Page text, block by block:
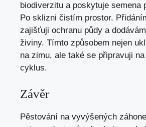
biodiverzitu a poskytuje semena
Po sklizni čistím prostor.
zajišťuji ochranu půdy a
živiny. Tímto způsobem nejen
na zimu, ale také se připravuji
cyklus.
Závěr
Pěstování na vyvýšených